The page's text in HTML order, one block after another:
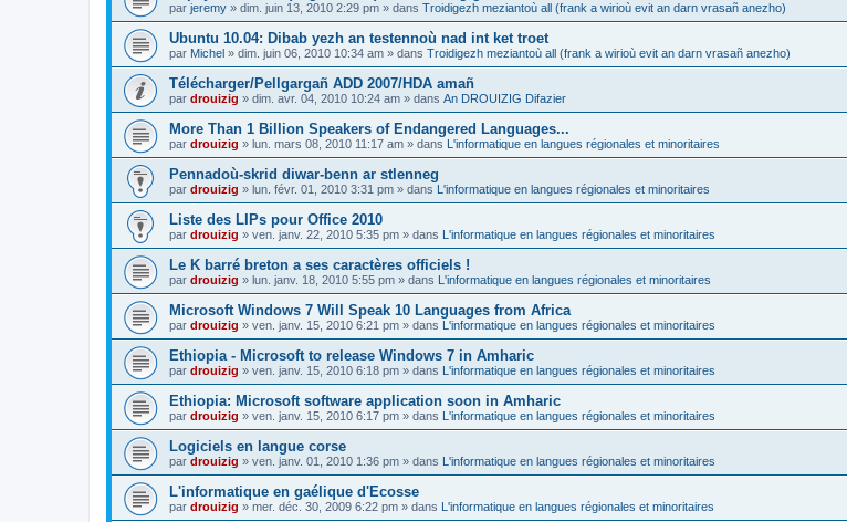
par jeremy » dim. juin 13, 2010 2:29 pm » dans Troidigezh meziantoù all (frank a wirioù evit an darn vrasañ anezho)
Ubuntu 10.04: Dibab yezh an testennoù nad int ket troet
par Michel » dim. juin 06, 2010 10:34 am » dans Troidigezh meziantoù all (frank a wirioù evit an darn vrasañ anezho)
Télécharger/Pellgargañ ADD 2007/HDA amañ
par drouizig » dim. avr. 04, 2010 10:24 am » dans An DROUIZIG Difazier
More Than 1 Billion Speakers of Endangered Languages...
par drouizig » lun. mars 08, 2010 11:17 am » dans L'informatique en langues régionales et minoritaires
Pennadoù-skrid diwar-benn ar stlenneg
par drouizig » lun. févr. 01, 2010 3:31 pm » dans L'informatique en langues régionales et minoritaires
Liste des LIPs pour Office 2010
par drouizig » ven. janv. 22, 2010 5:35 pm » dans L'informatique en langues régionales et minoritaires
Le K barré breton a ses caractères officiels !
par drouizig » lun. janv. 18, 2010 5:55 pm » dans L'informatique en langues régionales et minoritaires
Microsoft Windows 7 Will Speak 10 Languages from Africa
par drouizig » ven. janv. 15, 2010 6:21 pm » dans L'informatique en langues régionales et minoritaires
Ethiopia - Microsoft to release Windows 7 in Amharic
par drouizig » ven. janv. 15, 2010 6:18 pm » dans L'informatique en langues régionales et minoritaires
Ethiopia: Microsoft software application soon in Amharic
par drouizig » ven. janv. 15, 2010 6:17 pm » dans L'informatique en langues régionales et minoritaires
Logiciels en langue corse
par drouizig » ven. janv. 01, 2010 1:36 pm » dans L'informatique en langues régionales et minoritaires
L'informatique en gaélique d'Ecosse
par drouizig » mer. déc. 30, 2009 6:22 pm » dans L'informatique en langues régionales et minoritaires